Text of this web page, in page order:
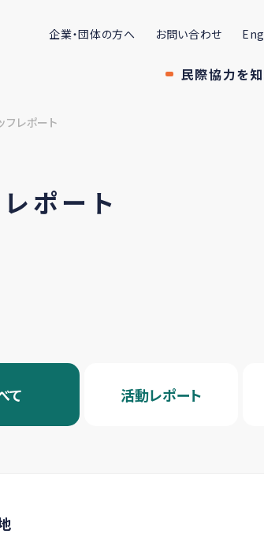
企業・団体の方へ お問い合わせ
民際協力を
フレポート
ポート
て 活動レポート